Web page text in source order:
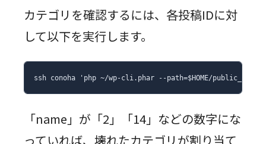
カテゴリを確認するには、各投稿IDに対
して以下を実行します。
ssh conoha 'php ~/wp-cli.phar --path=$HOME/
「name」が「2」「14」などの数字にな
っていれば、壊れたカテゴリが割り当て